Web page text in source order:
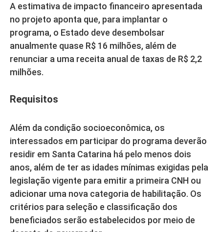
A estimativa de impacto financeiro apresentada
no projeto aponta que, para implantar o
programa, o Estado deve desembolsar
anualmente quase R$ 16 milhões, além de
renunciar a uma receita anual de taxas de R$ 2,2
milhões.
Requisitos
Além da condição socioeconômica, os
interessados em participar do programa deverão
residir em Santa Catarina há pelo menos dois
anos, além de ter as idades mínimas exigidas pela
legislação vigente para emitir a primeira CNH ou
adicionar uma nova categoria de habilitação. Os
critérios para seleção e classificação dos
beneficiados serão estabelecidos por meio de